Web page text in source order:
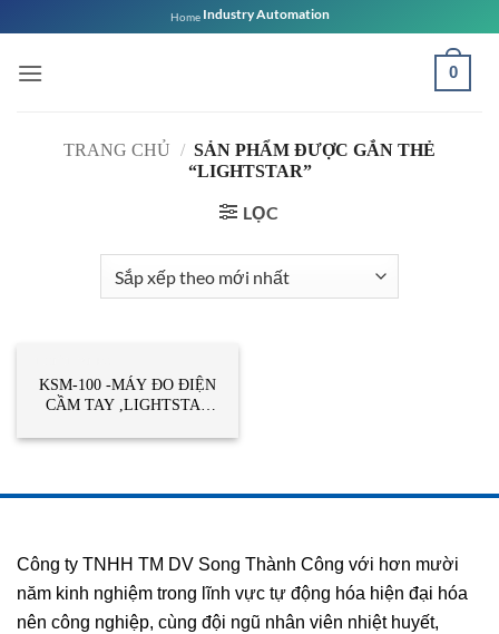
qua
nội
Home Industry Automation
0
TRANG CHỦ / SẢN PHẨM ĐƯỢC GẮN THẺ
“LIGHTSTAR”
LỌC
KSM-100 -MÁY ĐO ĐIỆN
CẦM TAY ,LIGHTSTAR
VIETNAM- KSM100
Công ty TNHH TM DV Song Thành Công với hơn mười
năm kinh nghiệm trong lĩnh vực tự động hóa hiện đại hóa
nên công nghiệp, cùng đội ngũ nhân viên nhiệt huyết,